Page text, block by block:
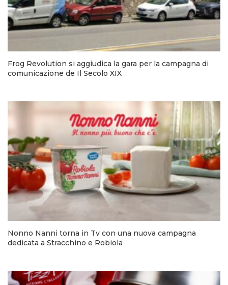
Frog Revolution si aggiudica la gara per la campagna di
comunicazione de Il Secolo XIX
Nonno Nanni torna in Tv con una nuova campagna
dedicata a Stracchino e Robiola